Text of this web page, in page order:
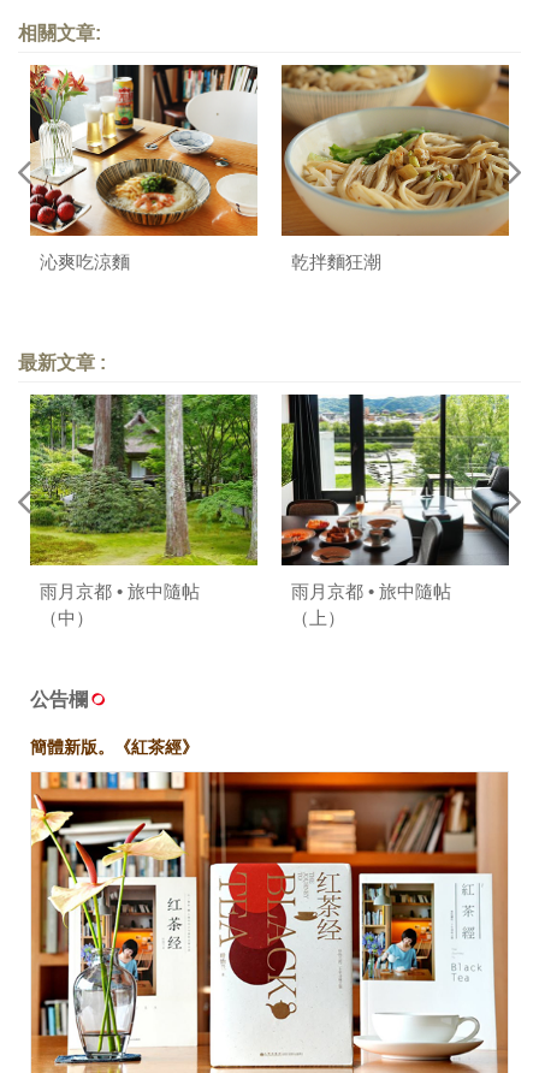
相關文章:
沁爽吃涼麵 乾拌麵狂潮
最新文章 :
雨月京都 • 旅中隨帖
（中）
雨月京都 • 旅中隨帖
（上）
公告欄
簡體新版。《紅茶經》